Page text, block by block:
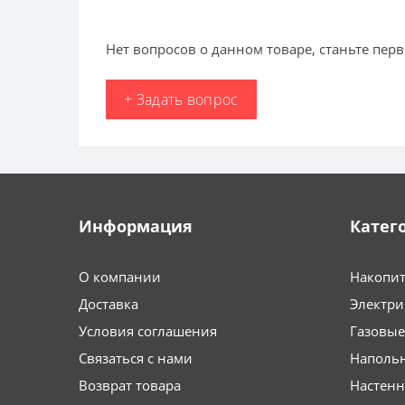
Нет вопросов о данном товаре, станьте
+ Задать вопрос
Информация
О компании
Доставка
Условия соглашения
Связаться с нами
Возврат товара